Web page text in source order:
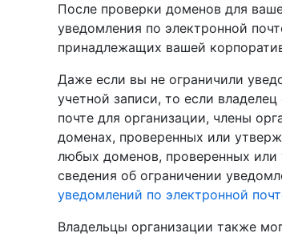
После проверки доменов для
уведомления по электронной
принадлежащих вашей
Даже если вы не ограничили
учетной записи, то если
почте для организации, члены
доменах, проверенных или
любых доменов, проверенных или
сведения об ограничении
уведомлений по электронной
Владельцы организации также